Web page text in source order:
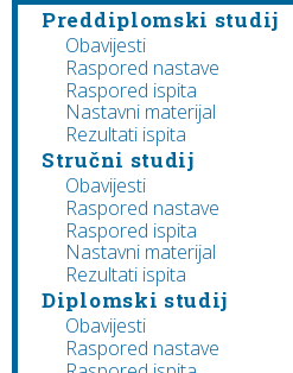
Preddiplomski studij
Obavijesti
Raspored nastave
Raspored ispita
Nastavni materijal
Rezultati ispita
Stručni studij
Obavijesti
Raspored nastave
Raspored ispita
Nastavni materijal
Rezultati ispita
Diplomski studij
Obavijesti
Raspored nastave